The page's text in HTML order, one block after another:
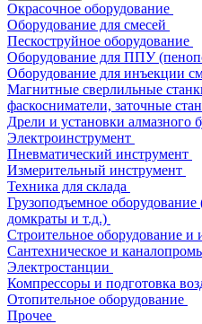
Окрасочное оборудование
Оборудование для смесей
Пескоструйное оборудование
Оборудование для ППУ
Оборудование для инъекции
Магнитные сверлильные
фаскосниматели, заточные
Дрели и установки алмазного
Электроинструмент
Пневматический инструмент
Измерительный инструмент
Техника для склада
Грузоподъемное
домкраты и т.д.)
Строительное оборудование и
Сантехническое и
Электростанции
Компрессоры и подготовка
Отопительное оборудование
Прочее